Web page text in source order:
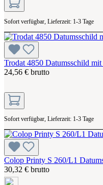
Sofort verfügbar, Lieferzeit: 1-3 Tage
Trodat 4850 Datumsschild
24,56 € brutto
Sofort verfügbar, Lieferzeit: 1-3 Tage
Colop Printy S 260/L1
30,32 € brutto